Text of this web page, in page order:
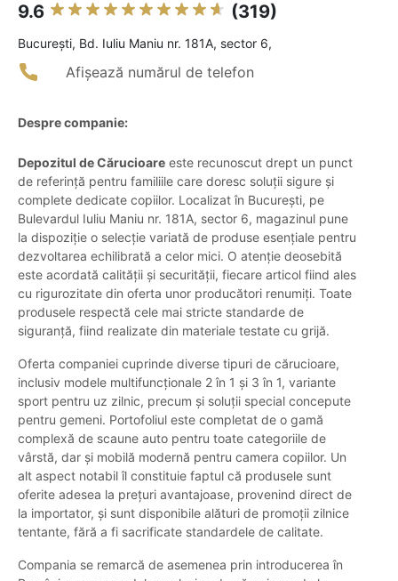
9.6 (319)
Bucureşti, Bd. Iuliu Maniu nr. 181A, sector 6,
Afișează numărul de telefon
Despre companie:
Depozitul de Cărucioare este recunoscut drept un punct
de referință pentru familiile care doresc soluții sigure și
complete dedicate copiilor. Localizat în București, pe
Bulevardul Iuliu Maniu nr. 181A, sector 6, magazinul pune
la dispoziție o selecție variată de produse esențiale pentru
dezvoltarea echilibrată a celor mici. O atenție deosebită
este acordată calității și securității, fiecare articol fiind ales
cu rigurozitate din oferta unor producători renumiți. Toate
produsele respectă cele mai stricte standarde de
siguranță, fiind realizate din materiale testate cu grijă.
Oferta companiei cuprinde diverse tipuri de cărucioare,
inclusiv modele multifuncționale 2 în 1 și 3 în 1, variante
sport pentru uz zilnic, precum și soluții special concepute
pentru gemeni. Portofoliul este completat de o gamă
complexă de scaune auto pentru toate categoriile de
vârstă, dar și mobilă modernă pentru camera copiilor. Un
alt aspect notabil îl constituie faptul că produsele sunt
oferite adesea la prețuri avantajoase, provenind direct de
la importator, și sunt disponibile alături de promoții zilnice
tentante, fără a fi sacrificate standardele de calitate.
Compania se remarcă de asemenea prin introducerea în